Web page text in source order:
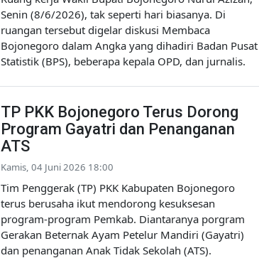
Senin (8/6/2026), tak seperti hari biasanya. Di
ruangan tersebut digelar diskusi Membaca
Bojonegoro dalam Angka yang dihadiri Badan Pusat
Statistik (BPS), beberapa kepala OPD, dan jurnalis.
TP PKK Bojonegoro Terus Dorong
Program Gayatri dan Penanganan
ATS
Kamis, 04 Juni 2026 18:00
Tim Penggerak (TP) PKK Kabupaten Bojonegoro
terus berusaha ikut mendorong kesuksesan
program-program Pemkab. Diantaranya porgram
Gerakan Beternak Ayam Petelur Mandiri (Gayatri)
dan penanganan Anak Tidak Sekolah (ATS).